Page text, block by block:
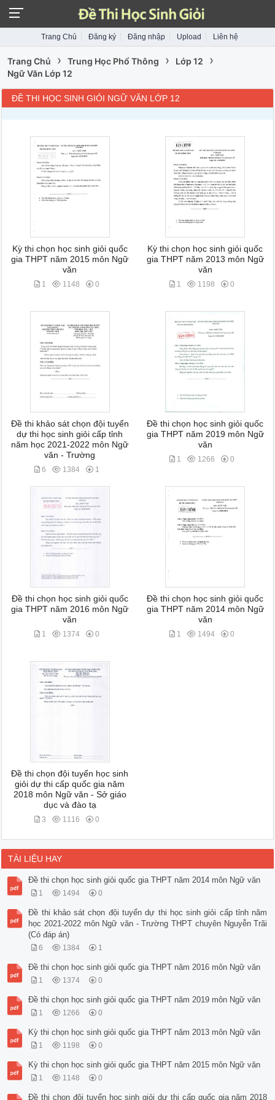
Trang Chủ Đăng ký Đăng nhập Upload Liên hệ
Trang Chủ › Trung Học Phổ Thông › Lớp 12 ›
Ngữ Văn Lớp 12
ĐỀ THI HỌC SINH GIỎI NGỮ VĂN LỚP 12
Kỳ thi chọn học sinh giỏi quốc
gia THPT năm 2015 môn Ngữ
văn
1 1148 0
Kỳ thi chọn học sinh giỏi quốc
gia THPT năm 2013 môn Ngữ
văn
1 1198 0
Đề thi khảo sát chọn đội tuyển
dự thi học sinh giỏi cấp tỉnh
năm học 2021-2022 môn Ngữ
văn - Trường
6 1384 1
Đề thi chọn học sinh giỏi quốc
gia THPT năm 2019 môn Ngữ
văn
1 1266 0
Đề thi chọn học sinh giỏi quốc
gia THPT năm 2016 môn Ngữ
văn
1 1374 0
Đề thi chọn học sinh giỏi quốc
gia THPT năm 2014 môn Ngữ
văn
1 1494 0
Đề thi chọn đội tuyển học sinh
giỏi dự thi cấp quốc gia năm
2018 môn Ngữ văn - Sở giáo
dục và đào tạ
3 1116 0
TÀI LIỆU HAY
Đề thi chọn học sinh giỏi quốc gia THPT năm 2014 môn Ngữ văn
1 1494 0
Đề thi khảo sát chọn đội tuyển dự thi học sinh giỏi cấp tỉnh năm
học 2021-2022 môn Ngữ văn - Trường THPT chuyên Nguyễn Trãi
(Có đáp án)
6 1384 1
Đề thi chọn học sinh giỏi quốc gia THPT năm 2016 môn Ngữ văn
1 1374 0
Đề thi chọn học sinh giỏi quốc gia THPT năm 2019 môn Ngữ văn
1 1266 0
Kỳ thi chọn học sinh giỏi quốc gia THPT năm 2013 môn Ngữ văn
1 1198 0
Kỳ thi chọn học sinh giỏi quốc gia THPT năm 2015 môn Ngữ văn
1 1148 0
Đề thi chọn đội tuyển học sinh giỏi dự thi cấp quốc gia năm 2018